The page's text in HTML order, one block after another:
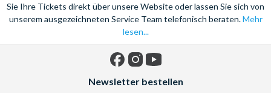
Meerblick. An der Strandpromenadesind Sie nie weit von
der Auswahl an lebhaften Bars, guten Restaurants oder
köstlichen australischen Barbecues.
Ebenfalls nahe an Cairns liegt derDaintree Forest
Regenwald vordringen und die unglaubliche tropische
Sie Ihre Tickets direkt über unsere Website oder lassen Sie sich von
unserem ausgezeichneten Service Team telefonisch beraten.Mehr
lesen...
Newsletter bestellen